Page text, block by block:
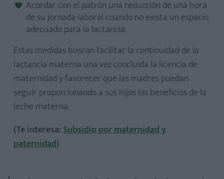
Acordar con el patrón una reducción de una hora
de su jornada laboral cuando no exista un espacio
adecuado para la lactancia.
Estas medidas buscan facilitar la continuidad de la
lactancia materna una vez concluida la licencia de
maternidad y favorecer que las madres puedan
seguir proporcionando a sus hijos los beneficios de la
leche materna.
(Te interesa:Subsidio por maternidad y
paternidad)